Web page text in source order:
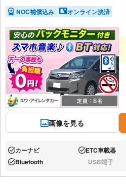
NOC補償込み オンライン決済
画像を見る
あり:カーナビ あり:ETC車載器
あり:Bluetooth なし:USB端子